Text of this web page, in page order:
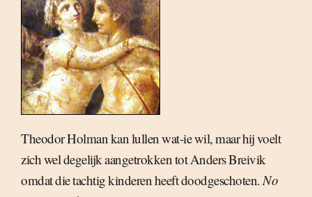
Theodor Holman kan lullen wat-ie wil, maar hij voelt
zich wel degelijk aangetrokken tot Anders Breivik
omdat die tachtig kinderen heeft doodgeschoten.No